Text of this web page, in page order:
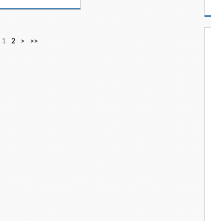
1 2 > >>